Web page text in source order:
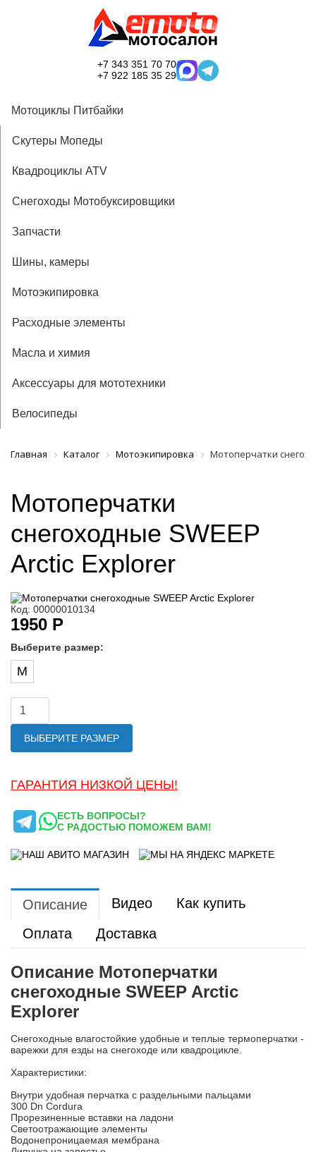
+7 343 351 70 70
+7 922 185 35 29
Мотоциклы Питбайки
Скутеры Мопеды
Квадроциклы ATV
Снегоходы Мотобуксировщики
Запчасти
Шины, камеры
Мотоэкипировка
Расходные элементы
Масла и химия
Аксессуары для мототехники
Велосипеды
Главная Каталог Мотоэкипировка Мотоперчатки
Мотоперчатки
снегоходные SWEEP
Arctic Explorer
Код: 00000010134
1950 Р
Выберите размер:
M
ВЫБЕРИТЕ РАЗМЕР
ГАРАНТИЯ НИЗКОЙ ЦЕНЫ!
ЕСТЬ ВОПРОСЫ?
С РАДОСТЬЮ ПОМОЖЕМ ВАМ!
Описание Видео
Как купить
Оплата
Доставка
Описание Мотоперчатки
снегоходные SWEEP Arctic
Explorer
Снегоходные влагостойкие удобные и теплые термоперчатки -
варежки для езды на снегоходе или квадроцикле.
Характеристики:
Внутри удобная перчатка с раздельными пальцами
300 Dn Cordura
Прорезиненные вставки на ладони
Светоотражающие элементы
Водонепроницаемая мембрана